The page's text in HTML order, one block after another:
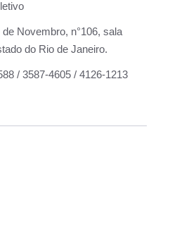
de Novembro, n°106, sala
do Rio de Janeiro.
/ 3587-4605 / 4126-1213